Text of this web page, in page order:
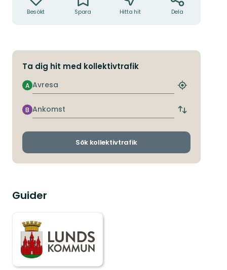
Besökt Spara Hitta hit Dela
Ta dig hit med kollektivtrafik
Avresa
A
Hitta
hållplats
Ankomst
B
Byt
och
Sök kollektivtrafik
Guider